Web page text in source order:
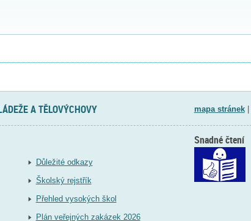
A TĚLOVÝCHOVY mapa stránek|
Důležité odkazy
Školský rejstřík
Přehled vysokých škol
Plán veřejných zakázek 2026
Snadné čtení